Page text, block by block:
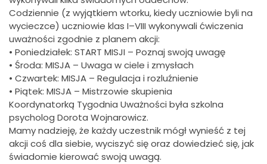
Codziennie (z wyjątkiem wtorku, kiedy uczniowie byli na
wycieczce) uczniowie klas I–VIII wykonywali ćwiczenia
uważności zgodnie z planem akcji:
• Poniedziałek: START MISJI – Poznaj swoją uwagę
• Środa: MISJA – Uwaga w ciele i zmysłach
• Czwartek: MISJA – Regulacja i rozluźnienie
• Piątek: MISJA – Mistrzowie skupienia
Koordynatorką Tygodnia Uważności była szkolna
psycholog Dorota Wojnarowicz.
Mamy nadzieję, że każdy uczestnik mógł wynieść z tej
akcji coś dla siebie, wyciszyć się oraz dowiedzieć się, jak
świadomie kierować swoją uwagą.